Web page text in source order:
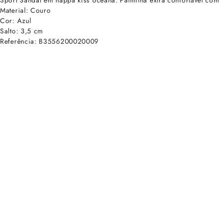
Material: Couro
Cor: Azul
Salto: 3,5 cm
Referência: B3556200020009